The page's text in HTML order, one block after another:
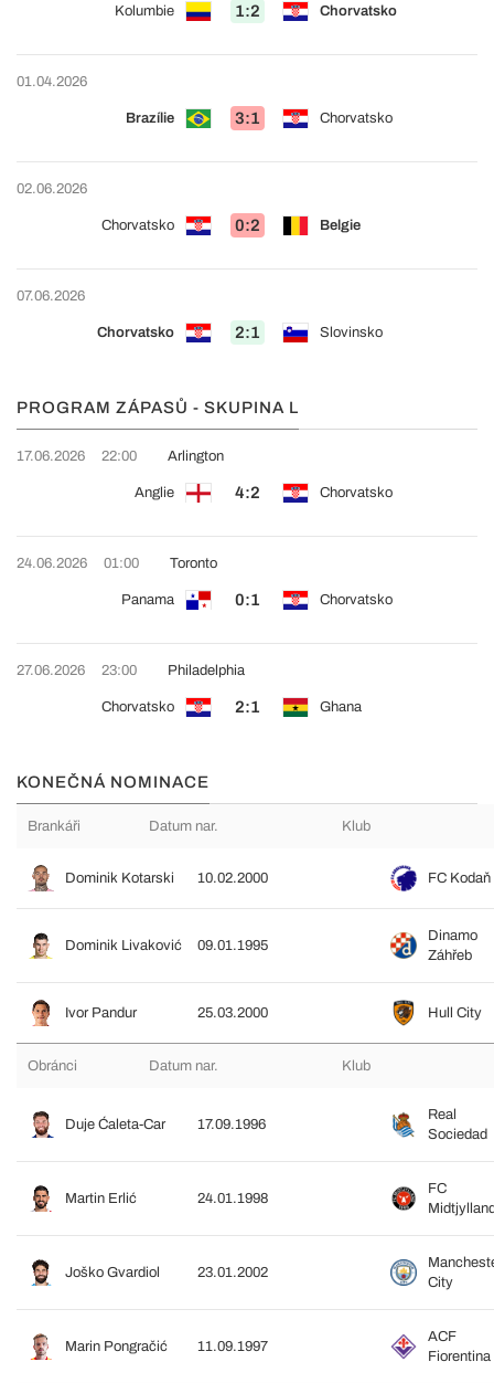
Kolumbie 1:2 Chorvatsko
01.04.2026
Brazílie 3:1 Chorvatsko
02.06.2026
Chorvatsko 0:2 Belgie
07.06.2026
Chorvatsko 2:1 Slovinsko
PROGRAM ZÁPASŮ - SKUPINA L
17.06.2026 22:00
Anglie 4:2 Chorvatsko
Arlington
24.06.2026 01:00
Panama 0:1 Chorvatsko
Toronto
27.06.2026 23:00
Chorvatsko 2:1 Ghana
Philadelphia
KONEČNÁ NOMINACE
Brankáři Datum nar. Klub
Dominik Kotarski 10.02.2000 FC Kodaň
Dominik Livaković 09.01.1995
Dinamo
Záhřeb
Ivor Pandur 25.03.2000 Hull City
Obránci Datum nar. Klub
Duje Ćaleta-Car 17.09.1996
Real
Sociedad
Martin Erlić 24.01.1998
FC
Joško Gvardiol 23.01.2002
City
Marin Pongračić 11.09.1997
ACF
Fiorentina